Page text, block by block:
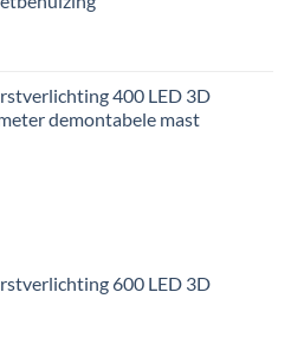
400 LED 3D
demontabele mast
600 LED 3D